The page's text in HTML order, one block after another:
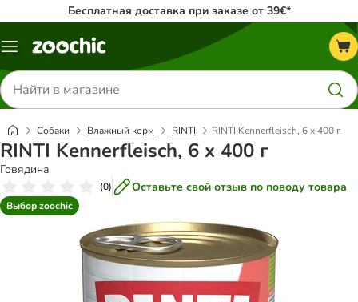
Бесплатная доставка при заказе от 39€*
Каталог
Поиск
товаров
Собаки Влажный корм RINTI RINTI Kennerfleisch, 6 x 400 г
RINTI Kennerfleisch, 6 x 400 г
Говядина
(0) Оставьте свой отзыв по поводу товара
Выбор zoochic